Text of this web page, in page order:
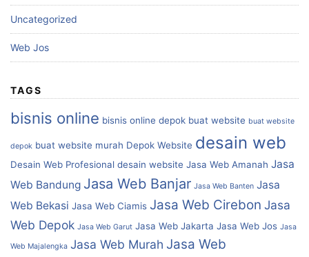
Uncategorized
Web Jos
TAGS
bisnis online bisnis online depok buat website buat website
depok buat website murah Depok Website desain web
Desain Web Profesional desain website Jasa Web Amanah Jasa
Web Bandung Jasa Web Banjar Jasa Web Banten Jasa
Web Bekasi Jasa Web Ciamis Jasa Web Cirebon Jasa
Web Depok Jasa Web Garut Jasa Web Jakarta Jasa Web Jos Jasa
Web Majalengka Jasa Web Murah Jasa Web